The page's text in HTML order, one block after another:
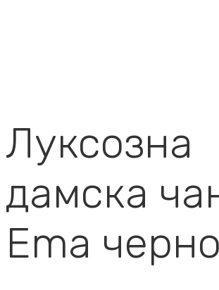
Луксозна
дамска
Ema черно